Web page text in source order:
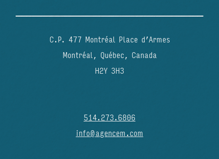
C.P. 477 Montréal Place d’Armes
Montréal, Québec, Canada
H2Y 3H3
514.273.6806
info@agencem.com